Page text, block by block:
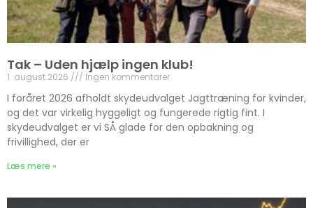
Tak – Uden hjælp ingen klub!
1. august 2026 Ingen kommentarer
I foråret 2026 afholdt skydeudvalget Jagttræning for kvinder,
og det var virkelig hyggeligt og fungerede rigtig fint. I
skydeudvalget er vi SÅ glade for den opbakning og
frivillighed, der er
Læs mere »